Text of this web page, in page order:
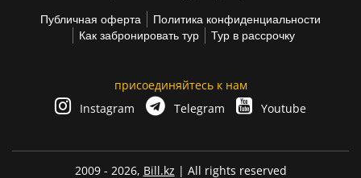
Публичная оферта
Политика конфиденциальности
Как забронировать тур
Тур в рассрочку
присоединяйтесь к нам
Instagram
Telegram Youtube
2009 - 2026, Bill.kz | All rights reserved